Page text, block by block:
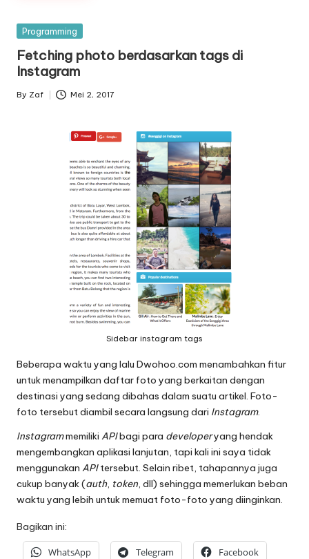
Posted
Programming
Fetching photo berdasarkan tags di
Instagram
Posted
By Zaf Mei 2, 2017
Sidebar instagram tags
Beberapa waktu yang lalu Dwohoo.com menambahkan fitur
untuk menampilkan daftar foto yang berkaitan dengan
destinasi yang sedang dibahas dalam suatu artikel. Foto-
foto tersebut diambil secara langsung dari Instagram.
Instagrammemiliki APIbagi para developeryang hendak
mengembangkan aplikasi lanjutan, tapi kali ini saya tidak
menggunakan APItersebut. Selain ribet, tahapannya juga
cukup banyak (auth, token, dll) sehingga memerlukan beban
waktu yang lebih untuk memuat foto-foto yang diinginkan.
Bagikan ini:
WhatsApp Telegram Facebook